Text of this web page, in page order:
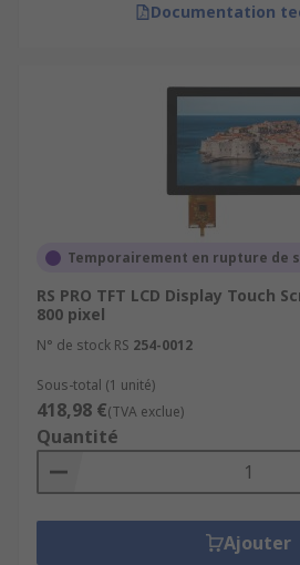
Documentation
Temporairement en rupture de
RS PRO TFT LCD Display Touch
800 pixel
N° de stock RS 254-0012
Sous-total (1 unité)
418,98 €(TVA exclue)
Quantité
Ajouter